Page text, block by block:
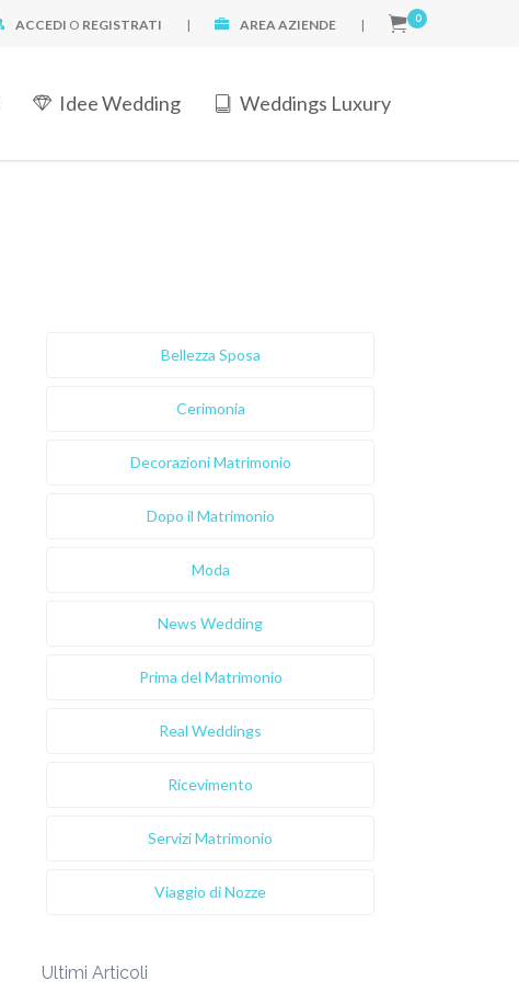
ACCEDI O REGISTRATI | AREA AZIENDE | 0
Idee Wedding Weddings Luxury
Bellezza Sposa
Cerimonia
Decorazioni Matrimonio
Dopo il Matrimonio
Moda
News Wedding
Prima del Matrimonio
Real Weddings
Ricevimento
Servizi Matrimonio
Viaggio di Nozze
Ultimi Articoli